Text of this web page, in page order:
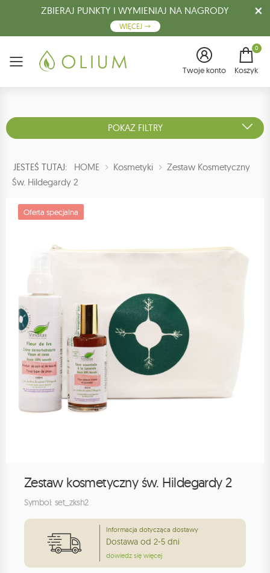
ZBIERAJ PUNKTY I WYMIENIAJ NA NAGRODY
WIĘCEJ
Menu Twoje konto
0
Koszyk
POKAŻ FILTRY
JESTEŚ TUTAJ: HOME Kosmetyki
Zestaw Kosmetyczny
Św. Hildegardy 2
Oferta specjalna
Zestaw kosmetyczny św. Hildegardy 2
Symbol: set_zksh2
Informacja dotycząca dostawy
Dostawa od 2-5 dni
dowiedz się więcej